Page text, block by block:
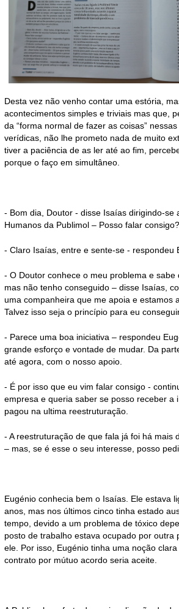
Desta vez não venho contar uma estória,
acontecimentos simples e triviais mas que,
da “forma normal de fazer as coisas”
verídicas, não lhe prometo nada de muito
tiver a paciência de as ler até ao fim,
porque o faço em simultâneo.
- Bom dia, Doutor - disse Isaías dirigindo-se
Humanos da Publimol – Posso falar consigo?
- Claro Isaías, entre e sente-se - respondeu
- O Doutor conhece o meu problema e
mas não tenho conseguido – disse Isaías,
uma companheira que me apoia e estamos
Talvez isso seja o princípio para eu
- Parece uma boa iniciativa – respondeu
grande esforço e vontade de mudar. Da
até agora, com o nosso apoio.
- É por isso que eu vim falar consigo -
empresa e queria saber se posso receber a
pagou na ultima reestruturação.
- A reestruturação de que fala já foi há mais
– mas, se é esse o seu interesse, posso
Eugénio conhecia bem o Isaías. Ele estava
anos, mas nos últimos cinco tinha estado
tempo, devido a um problema de tóxico
posto de trabalho estava ocupado por outra
ele. Por isso, Eugénio tinha uma noção
contrato por mútuo acordo seria aceite.